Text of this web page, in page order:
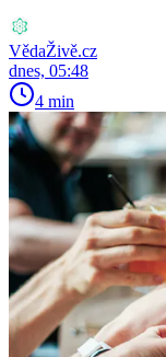
VědaŽivě.cz
dnes, 05:48
4 min